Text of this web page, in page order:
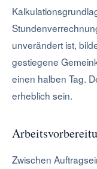
unverändert ist,
gestiegene
einen halben Tag.
erheblich sein.
Zwischen